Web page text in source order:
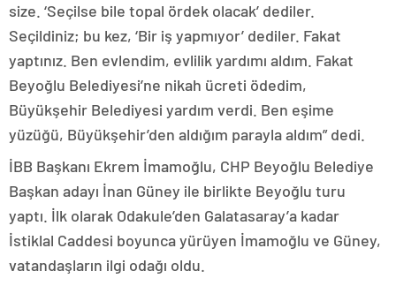
size. ‘Seçilse bile topal ördek olacak’ dediler.
Seçildiniz; bu kez, ‘Bir iş yapmıyor’ dediler. Fakat
yaptınız. Ben evlendim, evlilik yardımı aldım. Fakat
Beyoğlu Belediyesi’ne nikah ücreti ödedim,
Büyükşehir Belediyesi yardım verdi. Ben eşime
yüzüğü, Büyükşehir’den aldığım parayla aldım” dedi.
İBB Başkanı Ekrem İmamoğlu, CHP Beyoğlu Belediye
Başkan adayı İnan Güney ile birlikte Beyoğlu turu
yaptı. İlk olarak Odakule’den Galatasaray’a kadar
İstiklal Caddesi boyunca yürüyen İmamoğlu ve Güney,
vatandaşların ilgi odağı oldu.